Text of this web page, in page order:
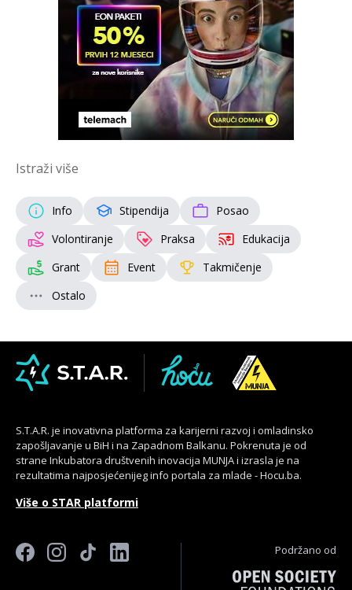
Istraži više
Info Stipendija
Posao
Volontiranje
Praksa
Edukacija
Grant
Event
Takmičenje
Ostalo
S.T.A.R. je inovativna platforma za karijerni razvoj i omladinsko
zapošljavanje u BiH i na Zapadnom Balkanu. Pokrenuta je od
strane Inkubatora društvenih inovacija MUNJA i izrasla je na
rezultatima najposjećenijeg info portala za mlade - Hocu.ba.
Više o STAR platformi
Podržano od